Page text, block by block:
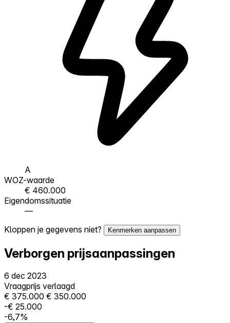
A
WOZ-waarde
€ 460.000
Eigendomssituatie
—
Kloppen je gegevens niet?
Kenmerken aanpassen
Verborgen prijsaanpassingen
6 dec 2023
Vraagprijs verlaagd
€ 375.000 € 350.000
-€ 25.000
-6,7%